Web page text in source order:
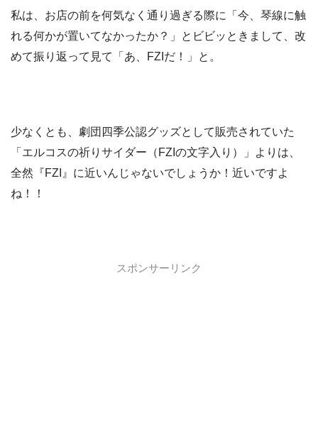
私は、お店の前を何気なく通り過ぎる際に「今、琴線に触
れる何かが置いてなかったか？」とビビッときまして、改
めて振り返って見て「あ、FZIだ！」と。
少なくとも、劇団四季公認グッズとして販売されていた
「エルコスの祈りサイダー（FZIの文字入り）」よりは、
全然『FZI』に近いんじゃないでしょうか！近いですよ
ね！！
スポンサーリンク